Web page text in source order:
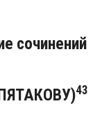
сочинений
43